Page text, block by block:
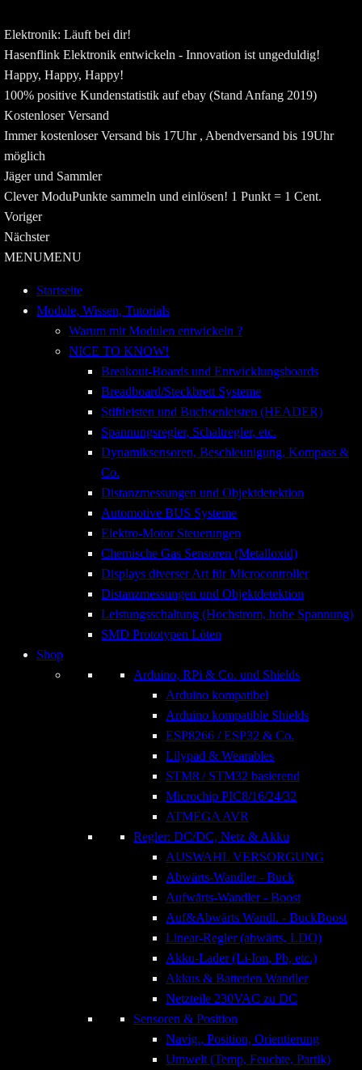
Elektronik: Läuft bei dir!
Hasenflink Elektronik entwickeln - Innovation ist ungeduldig!
Happy, Happy, Happy!
100% positive Kundenstatistik auf ebay (Stand Anfang 2019)
Kostenloser Versand
Immer kostenloser Versand bis 17Uhr , Abendversand bis 19Uhr
möglich
Jäger und Sammler
Clever ModuPunkte sammeln und einlösen! 1 Punkt = 1 Cent.
Voriger
Nächster
MENUMENU
Startseite
Module, Wissen, Tutorials
Warum mit Modulen entwickeln ?
NICE TO KNOW!
Breakout-Boards und Entwicklungsboards
Breadboard/Steckbrett Systeme
Stiftleisten und Buchsenleisten (HEADER)
Spannungsregler, Schaltregler, etc.
Dynamiksensoren, Beschleunigung, Kompass &
Co.
Distanzmessungen und Objektdetektion
Automotive BUS Systeme
Elektro-Motor Steuerungen
Chemische Gas Sensoren (Metalloxid)
Displays diverser Art für Microcontroller
Distanzmessungen und Objektdetektion
Leistungsschaltung (Hochstrom, hohe Spannung)
SMD Prototypen Löten
Shop
Arduino, RPi & Co. und Shields
Arduino kompatibel
Arduino kompatible Shields
ESP8266 / ESP32 & Co.
Lilypad & Wearables
STM8 / STM32 basierend
Microchip PIC8/16/24/32
ATMEGA AVR
Regler: DC/DC, Netz & Akku
AUSWAHL VERSORGUNG
Abwärts-Wandler - Buck
Aufwärts-Wandler - Boost
Auf&Abwärts Wandl. - BuckBoost
Linear-Regler (abwärts, LDO)
Akku-Lader (Li-Ion, Pb, etc.)
Akkus & Batterien Wandler
Netzteile 230VAC zu DC
Sensoren & Position
Navig., Position, Orientierung
Umwelt (Temp, Feuchte, Partik)